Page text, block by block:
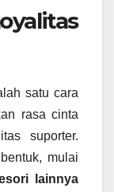
satu cara
rasa cinta
suporter.
mulai
lainnya